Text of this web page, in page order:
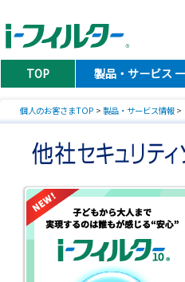
TOP 製品・サービス
個人のお客さまTOP > 製品・サービス情報 >